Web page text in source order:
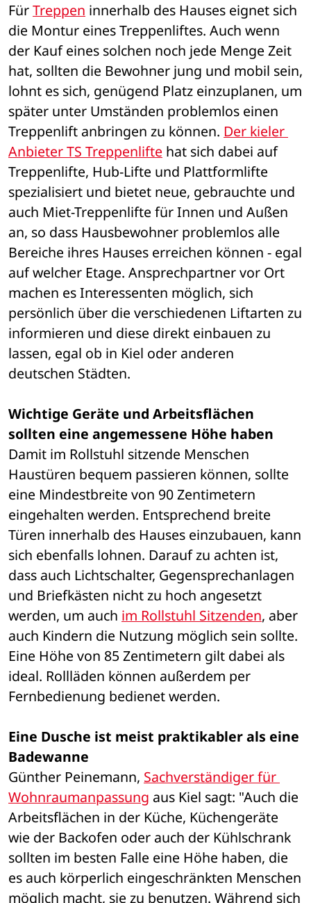
Für Treppen innerhalb des Hauses eignet sich
die Montur eines Treppenliftes. Auch wenn
der Kauf eines solchen noch jede Menge Zeit
hat, sollten die Bewohner jung und mobil sein,
lohnt es sich, genügend Platz einzuplanen, um
später unter Umständen problemlos einen
Treppenlift anbringen zu können. Der kieler
Anbieter TS Treppenlifte hat sich dabei auf
Treppenlifte, Hub-Lifte und Plattformlifte
spezialisiert und bietet neue, gebrauchte und
auch Miet-Treppenlifte für Innen und Außen
an, so dass Hausbewohner problemlos alle
Bereiche ihres Hauses erreichen können - egal
auf welcher Etage. Ansprechpartner vor Ort
machen es Interessenten möglich, sich
persönlich über die verschiedenen Liftarten zu
informieren und diese direkt einbauen zu
lassen, egal ob in Kiel oder anderen
deutschen Städten.
Wichtige Geräte und Arbeitsflächen
sollten eine angemessene Höhe haben
Damit im Rollstuhl sitzende Menschen
Haustüren bequem passieren können, sollte
eine Mindestbreite von 90 Zentimetern
eingehalten werden. Entsprechend breite
Türen innerhalb des Hauses einzubauen, kann
sich ebenfalls lohnen. Darauf zu achten ist,
dass auch Lichtschalter, Gegensprechanlagen
und Briefkästen nicht zu hoch angesetzt
werden, um auch im Rollstuhl Sitzenden, aber
auch Kindern die Nutzung möglich sein sollte.
Eine Höhe von 85 Zentimetern gilt dabei als
ideal. Rollläden können außerdem per
Fernbedienung bedienet werden.
Eine Dusche ist meist praktikabler als eine
Badewanne
Günther Peinemann, Sachverständiger für
Wohnraumanpassung aus Kiel sagt: "Auch die
Arbeitsflächen in der Küche, Küchengeräte
wie der Backofen oder auch der Kühlschrank
sollten im besten Falle eine Höhe haben, die
es auch körperlich eingeschränkten Menschen
möglich macht, sie zu benutzen. Während sich